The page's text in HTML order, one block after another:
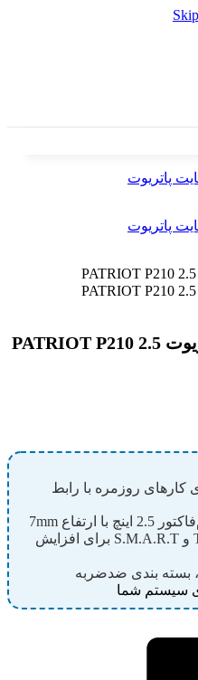
روزمره با رابط
پشتیبانی از فناوری‌های TRIM و S.M.A.R.T برای افزایش
بسته بندی ضدضربه
سیستم شما